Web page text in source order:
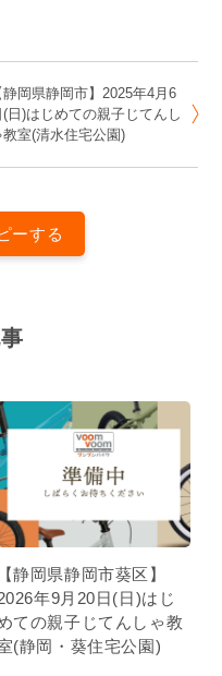
静岡県静岡市】2025年4月6
(日)はじめての親子じてんし
教室(清水住宅公園)
ーする
【静岡県静岡市葵区】
年9月20日(日)はじ
ての親子じてんしゃ教
(静岡・葵住宅公園)